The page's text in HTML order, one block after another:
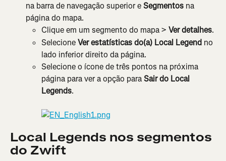
na barra de navegação superior e Segmentos na
página do mapa.
Clique em um segmento do mapa > Ver detalhes.
Selecione Ver estatísticas do(a) Local Legend no
lado inferior direito da página.
Selecione o ícone de três pontos na próxima
página para ver a opção para Sair do Local
Legends.
Local Legends nos segmentos
do Zwift